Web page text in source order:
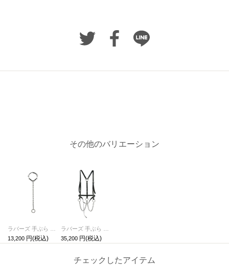
その他のバリエーション
13,200
35,200
チェックしたアイテム